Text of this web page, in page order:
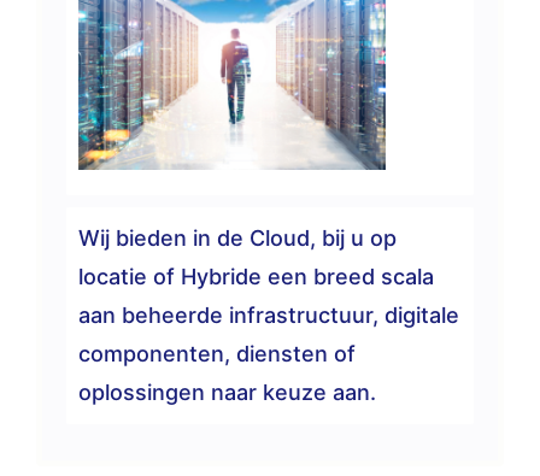
Wij bieden in de Cloud, bij u op
locatie of Hybride een breed scala
aan beheerde infrastructuur, digitale
componenten, diensten of
oplossingen naar keuze aan.